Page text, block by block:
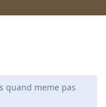
quand meme pas